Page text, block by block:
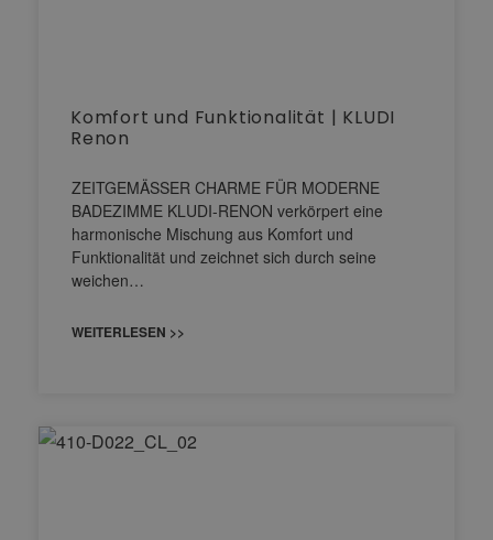
Komfort und Funktionalität | KLUDI
Renon
ZEITGEMÄSSER CHARME FÜR MODERNE
BADEZIMME KLUDI-RENON verkörpert eine
harmonische Mischung aus Komfort und
Funktionalität und zeichnet sich durch seine
weichen…
WEITERLESEN >>